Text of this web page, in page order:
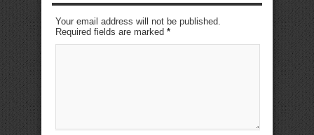
Your email address will not be published.
Required fields are marked *